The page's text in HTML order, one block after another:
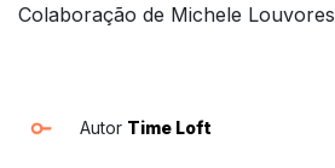
Colaboração de Michele Louvores
Autor Time Loft